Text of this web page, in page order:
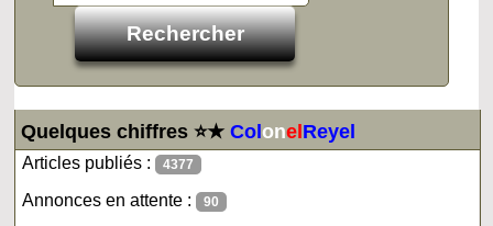
Quelques chiffres ⭐★ColonelReyel
Articles publiés : 4377
Annonces en attente : 90